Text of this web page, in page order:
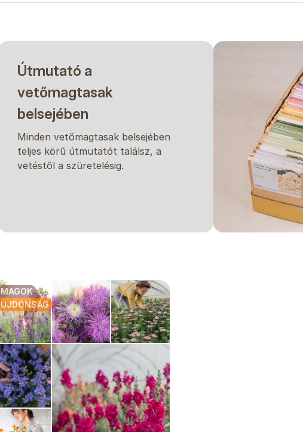
Útmutató a
vetőmagtasak
belsejében
Minden vetőmagtasak belsejében
teljes körű útmutatót találsz, a
vetéstől a szüretelésig.
MAGOK
ÚJDONSÁG